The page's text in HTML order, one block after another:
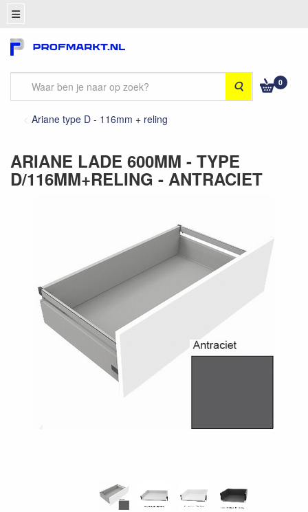
Zoeken 0
Ariane type D - 116mm + reling
ARIANE LADE 600MM - TYPE
D/116MM+RELING - ANTRACIET